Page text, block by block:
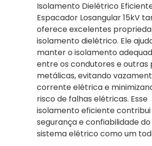
Isolamento Dielétrico
Espacador Losangular 15kV
oferece excelentes
isolamento dielétrico. Ele
manter o isolamento
entre os condutores e outras
metálicas, evitando
corrente elétrica e
risco de falhas elétricas. Esse
isolamento eficiente
segurança e confiabilidade do
sistema elétrico como um